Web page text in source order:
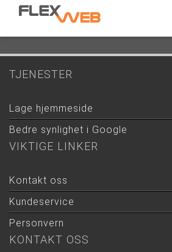
TJENESTER
Lage hjemmeside
Bedre synlighet i Google
VIKTIGE LINKER
Kontakt oss
Kundeservice
Personvern
KONTAKT OSS